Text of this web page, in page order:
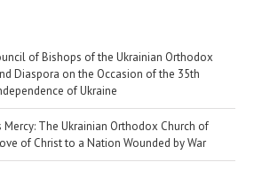
of Bishops of the Ukrainian Orthodox
Diaspora on the Occasion of the 35th
of Ukraine
The Ukrainian Orthodox Church of
of Christ to a Nation Wounded by War